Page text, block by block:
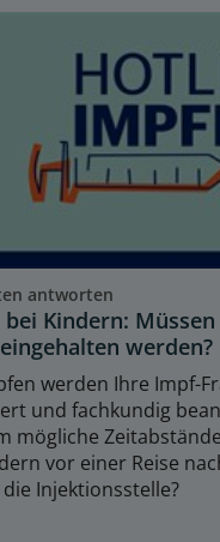
antworten
Kindern: Müssen
werden?
werden Ihre Impf-
und fachkundig
mögliche
vor einer Reise
Injektionsstelle?